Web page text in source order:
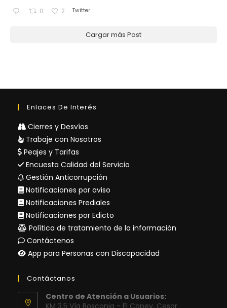
0 2 Twitter
Cargar más Post
Enlaces De Interés
Cierres y Desvíos
Trabaje con Nosotros
Peajes y Tarifas
Encuesta Calidad del Servicio
Gestión Anticorrupción
Notificaciones por aviso
Notificaciones Prediales
Notificaciones por Edicto
Política de tratamiento de la información
Contáctenos
App para Personas con Discapacidad
Contáctanos
Centro de Atención a Usuarios:
KM 3.5 Vía Bosconia - El Copey, Cesar